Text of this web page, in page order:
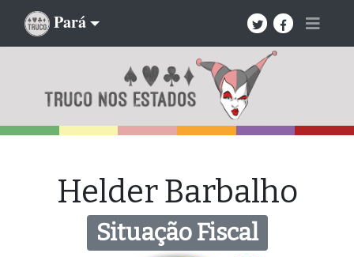
Pará
Helder Barbalho
Situação Fiscal